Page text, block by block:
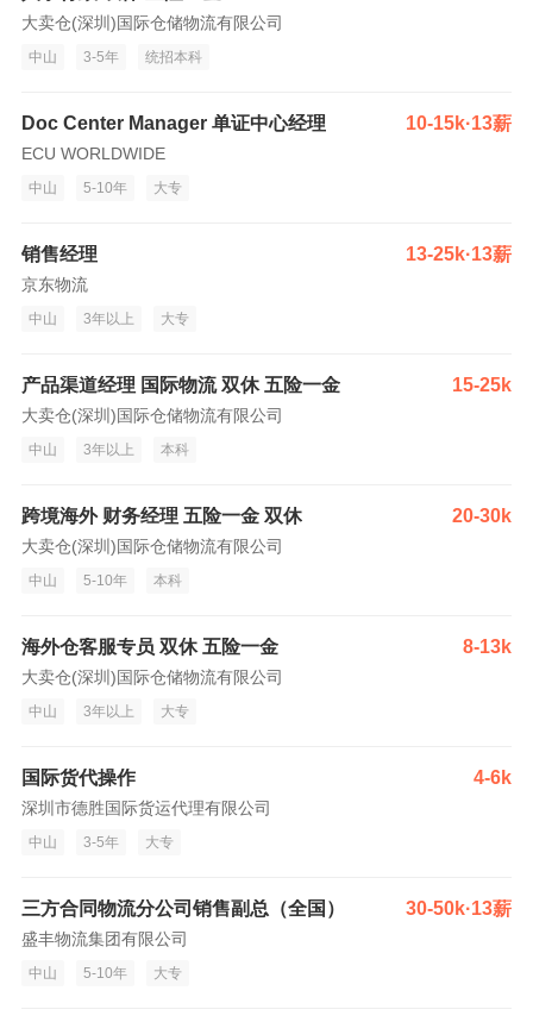
大卖仓(深圳)国际仓储物流有限公司
中山 3-5年 统招本科
Doc Center Manager 单证中心经理 10-15k·13薪
ECU WORLDWIDE
中山 5-10年 大专
销售经理 13-25k·13薪
京东物流
中山 3年以上 大专
产品渠道经理 国际物流 双休 五险一金 15-25k
大卖仓(深圳)国际仓储物流有限公司
中山 3年以上 本科
跨境海外 财务经理 五险一金 双休 20-30k
大卖仓(深圳)国际仓储物流有限公司
中山 5-10年 本科
海外仓客服专员 双休 五险一金 8-13k
大卖仓(深圳)国际仓储物流有限公司
中山 3年以上 大专
国际货代操作 4-6k
深圳市德胜国际货运代理有限公司
中山 3-5年 大专
三方合同物流分公司销售副总（全国） 30-50k·13薪
盛丰物流集团有限公司
中山 5-10年 大专